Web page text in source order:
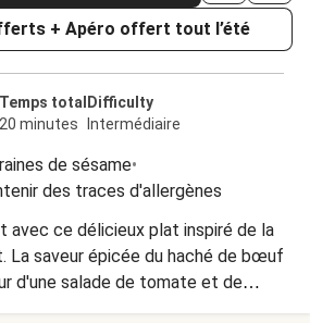
+ Apéro offert tout l’été
Temps total
20 minutes
Difficulty
Intermédiaire
de sésame•
des traces d'allergènes
avec ce délicieux plat inspiré de la
La saveur épicée du haché de bœuf
d'une salade de tomate et de
plat idéal pour une chaude soirée